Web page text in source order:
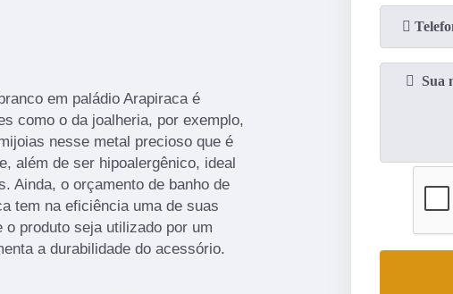
em paládio Arapiraca é
como o da joalheria, por exemplo,
nesse metal precioso que é
além de ser hipoalergênico, ideal
Ainda, o orçamento de banho de
tem na eficiência uma de suas
produto seja utilizado por um
a durabilidade do acessório.